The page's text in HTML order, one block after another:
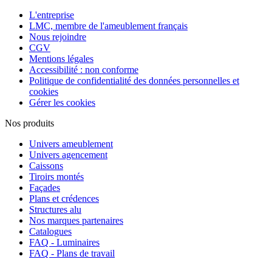
L'entreprise
LMC, membre de l'ameublement français
Nous rejoindre
CGV
Mentions légales
Accessibilité : non conforme
Politique de confidentialité des données personnelles et
cookies
Gérer les cookies
Nos produits
Univers ameublement
Univers agencement
Caissons
Tiroirs montés
Façades
Plans et crédences
Structures alu
Nos marques partenaires
Catalogues
FAQ - Luminaires
FAQ - Plans de travail